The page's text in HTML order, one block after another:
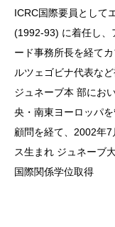
ICRC国際要員として
(1992-93) に着任し、
ード事務所長を経て
ルツェゴビナ代表な
ジュネーブ本 部にお
央・南東ヨーロッパ
顧問を経て、2002年7
ス生まれ ジュネーブ
国際関係学位取得